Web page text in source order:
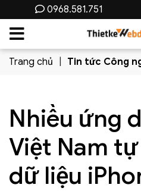
0968.581.751
Trang chủ Tin tức Công
Nhiều ứng
Việt Nam
dữ liệu